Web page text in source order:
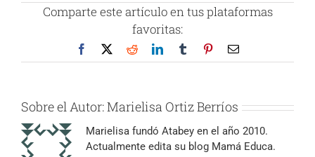
Comparte este artículo en tus plataformas
favoritas:
Facebook RedditLinkedInTumblr PinterestCorreo
electrónico
Sobre el Autor:Marielisa Ortiz Berríos
Marielisa fundó Atabey en el año 2010.
Actualmente edita su blog Mamá Educa.